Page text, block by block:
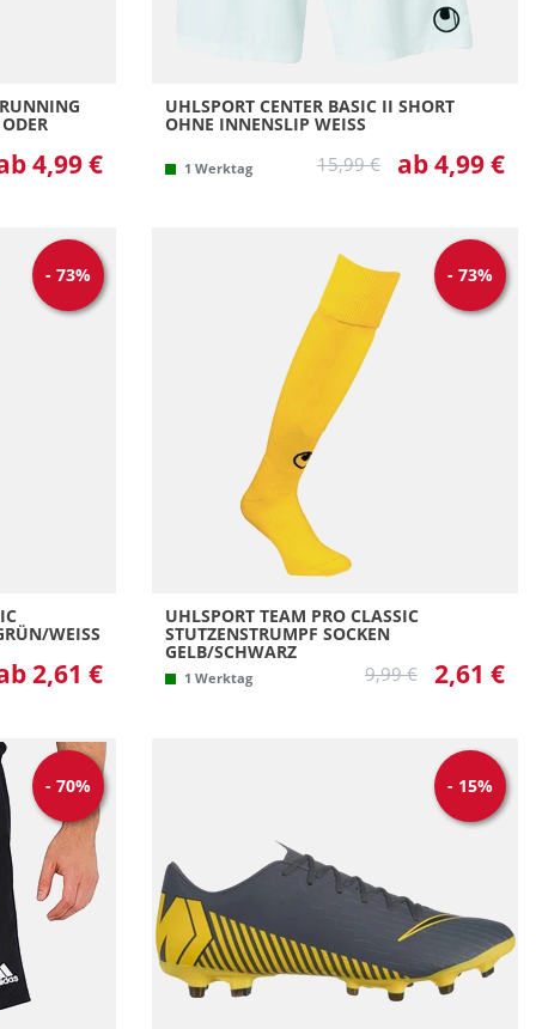
4,99 €
UHLSPORT CENTER BASIC II SHORT
OHNE INNENSLIP WEISS
1 Werktag 15,99 € ab 4,99 €
- 73%
WEISS
2,61 €
- 73%
UHLSPORT TEAM PRO CLASSIC
STUTZENSTRUMPF SOCKEN
GELB/SCHWARZ
1 Werktag 9,99 € 2,61 €
- 70%
- 15%